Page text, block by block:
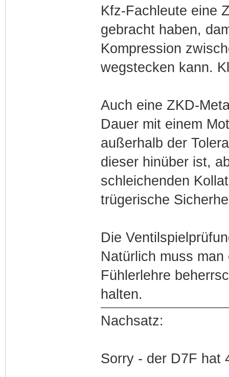
Kfz-Fachleute eine
gebracht haben,
Kompression
wegstecken kann.
Auch eine ZKD-
Dauer mit einem
außerhalb der
dieser hinüber ist,
schleichenden
trügerische
Die
Natürlich muss
Fühlerlehre
halten.
Nachsatz:
Sorry - der D7F hat